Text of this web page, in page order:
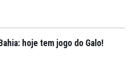
hoje tem jogo do Galo!